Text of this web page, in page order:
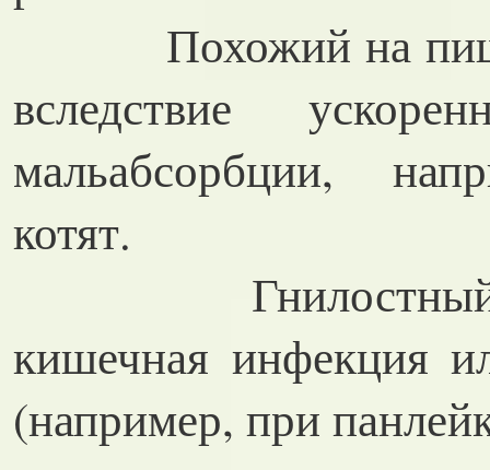
Похожий на пищу,
вследствие
мальабсорбции,
котят.
Гнилостный
кишечная инфекция
(например, при